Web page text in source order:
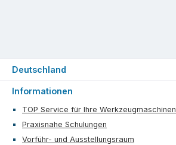
Informationen
TOP Service für Ihre Werkzeugmaschinen
Praxisnahe Schulungen
Vorführ- und Ausstellungsraum
Deutschland